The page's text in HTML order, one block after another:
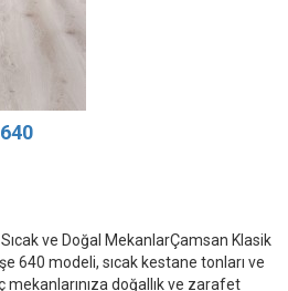
ve Doğal MekanlarÇamsan Klasik
640 modeli, sıcak kestane tonları ve
doğallık ve zarafet